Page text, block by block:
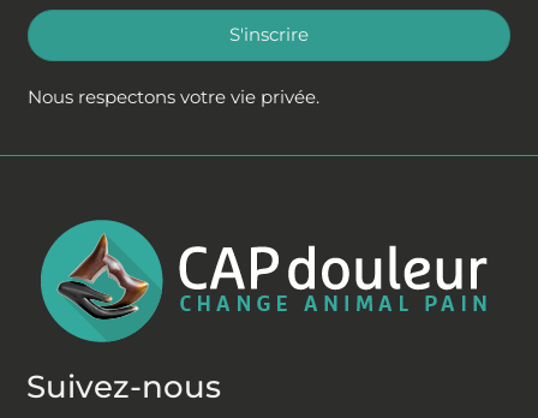
S'inscrire
Nous respectons votre vie privée.
Suivez-nous